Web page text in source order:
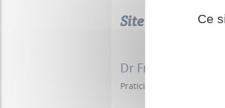
Site de Caen
Dr France
Praticien Hospitalier
Ce